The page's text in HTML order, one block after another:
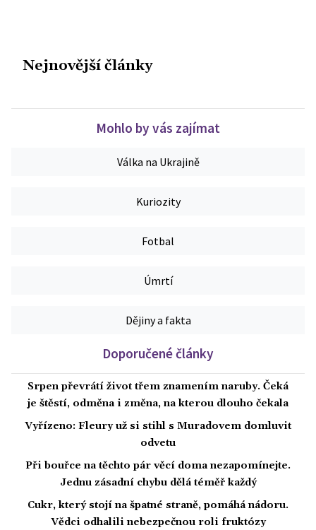
Nejnovější články
Mohlo by vás zajímat
Válka na Ukrajině
Kuriozity
Fotbal
Úmrtí
Dějiny a fakta
Doporučené články
Srpen převrátí život třem znamením naruby. Čeká
je štěstí, odměna i změna, na kterou dlouho čekala
Vyřízeno: Fleury už si stihl s Muradovem domluvit
odvetu
Při bouřce na těchto pár věcí doma nezapomínejte.
Jednu zásadní chybu dělá téměř každý
Cukr, který stojí na špatné straně, pomáhá nádoru.
Vědci odhalili nebezpečnou roli fruktózy